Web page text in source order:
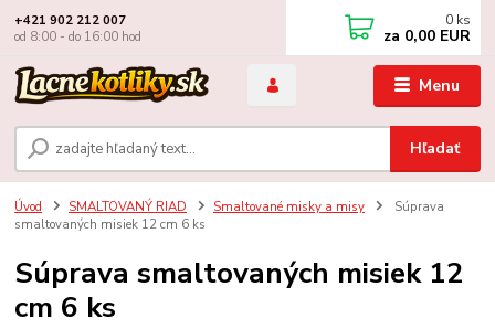
Menu
Hľadať
+421 902 212 007
od 8:00 - do 16:00 hod
0 ks
za 0,00 EUR
Úvod SMALTOVANÝ RIAD Smaltované misky a misy
Súprava
smaltovaných misiek 12 cm 6 ks
Súprava smaltovaných misiek 12
cm 6 ks